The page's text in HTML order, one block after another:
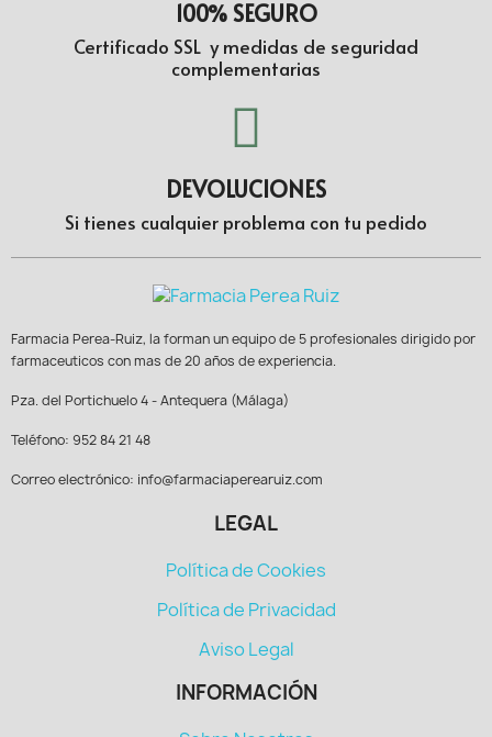
100% SEGURO
Certificado SSL y medidas de seguridad
complementarias
DEVOLUCIONES
Si tienes cualquier problema con tu pedido
Farmacia Perea-Ruiz, la forman un equipo de 5 profesionales dirigido por
farmaceuticos con mas de 20 años de experiencia.
Pza. del Portichuelo 4 - Antequera (Málaga)
Teléfono: 952 84 21 48
Correo electrónico: info@farmaciaperearuiz.com
LEGAL
Política de Cookies
Política de Privacidad
Aviso Legal
INFORMACIÓN